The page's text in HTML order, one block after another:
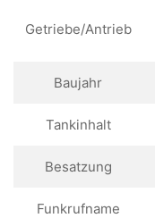
Getriebe/Antrieb
Baujahr
Tankinhalt
Besatzung
Funkrufname